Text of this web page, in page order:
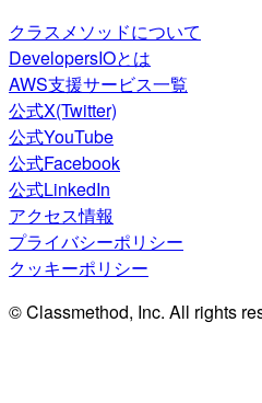
クラスメソッドについて
DevelopersIOとは
AWS支援サービス一覧
公式X(Twitter)
公式YouTube
公式Facebook
公式LinkedIn
アクセス情報
プライバシーポリシー
クッキーポリシー
© Classmethod, Inc. All rights